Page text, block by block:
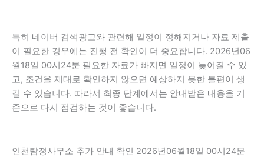
특히 네이버 검색광고와 관련해 일정이 정해지거나 자료 제출
이 필요한 경우에는 진행 전 확인이 더 중요합니다. 2026년06
월18일 00시24분 필요한 자료가 빠지면 일정이 늦어질 수 있
고, 조건을 제대로 확인하지 않으면 예상하지 못한 불편이 생
길 수 있습니다. 따라서 최종 단계에서는 안내받은 내용을 기
준으로 다시 점검하는 것이 좋습니다.
인천탐정사무소 추가 안내 확인 2026년06월18일 00시24분